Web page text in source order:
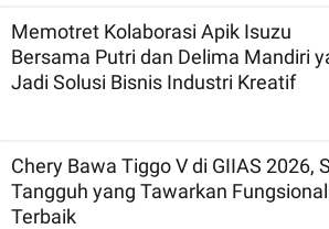
Memotret Kolaborasi Apik Isuzu
Bersama Putri dan Delima Mandiri
Jadi Solusi Bisnis Industri Kreatif
Chery Bawa Tiggo V di GIIAS 2026,
Tangguh yang Tawarkan
Terbaik